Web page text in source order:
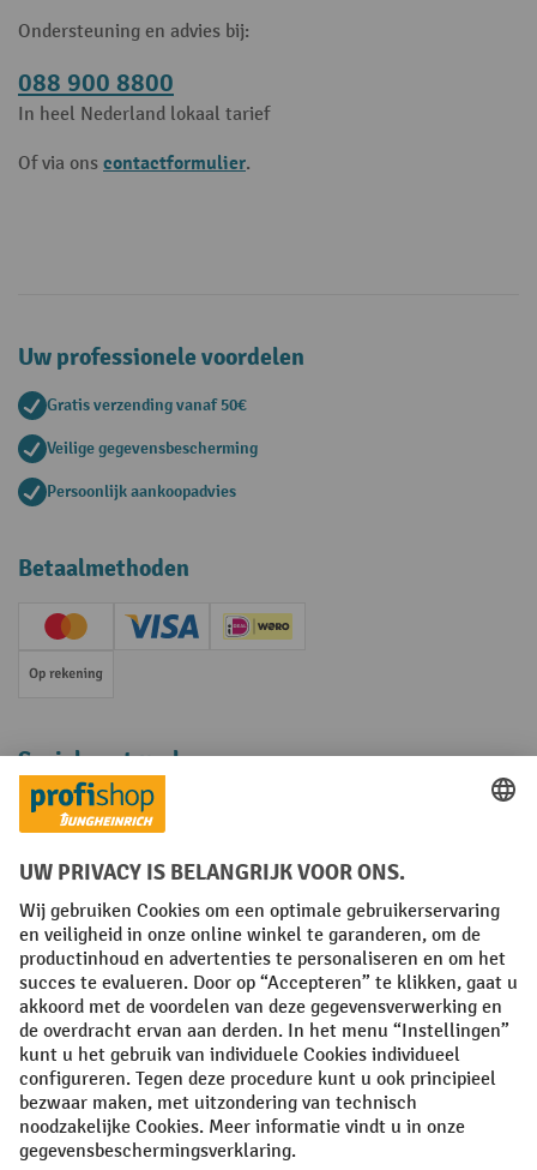
Ondersteuning en advies bij:
088 900 8800
In heel Nederland lokaal tarief
Of via ons contactformulier.
Uw professionele voordelen
Gratis verzending vanaf 50€
Veilige gegevensbescherming
Persoonlijk aankoopadvies
Betaalmethoden
Creditcard (Master)Creditcard (Visa)iDEAL | Wero
Op rekening
Sociale netwerken
Facebook
YouTube
LinkedInInstagram
Algemene leveringsvoorwaarden Copyright
Privacyverklaring Privacy Instellingen
All prices excl. VAT plusshipping costs and possible delivery charges,
if not stated otherwise.
¹ De korting is geldig zolang de voorraad strekt. De korting is niet van
toepassing op speciale prijzen. Een combinatie met andere
procentuele kortingen of vouchers is niet mogelijk. | ² De korting